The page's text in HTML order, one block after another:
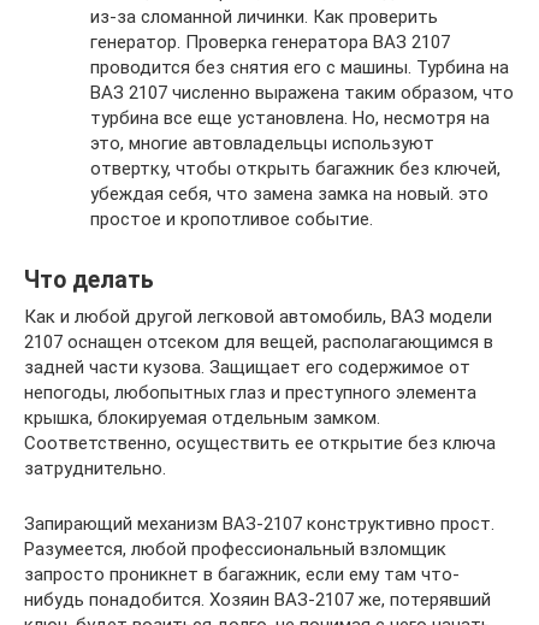
из-за сломанной личинки. Как проверить
генератор. Проверка генератора ВАЗ 2107
проводится без снятия его с машины. Турбина на
ВАЗ 2107 численно выражена таким образом, что
турбина все еще установлена. Но, несмотря на
это, многие автовладельцы используют
отвертку, чтобы открыть багажник без ключей,
убеждая себя, что замена замка на новый. это
простое и кропотливое событие.
Что делать
Как и любой другой легковой автомобиль, ВАЗ модели
2107 оснащен отсеком для вещей, располагающимся в
задней части кузова. Защищает его содержимое от
непогоды, любопытных глаз и преступного элемента
крышка, блокируемая отдельным замком.
Соответственно, осуществить ее открытие без ключа
затруднительно.
Запирающий механизм ВАЗ-2107 конструктивно прост.
Разумеется, любой профессиональный взломщик
запросто проникнет в багажник, если ему там что-
нибудь понадобится. Хозяин ВАЗ-2107 же, потерявший